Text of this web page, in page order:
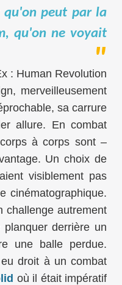
qu'on peut par la
qu'on ne voyait
merveilleusement
sa carrure
allure. En combat
à corps sont –
Un choix de
visiblement pas
cinématographique.
challenge autrement
derrière un
une balle perdue.
droit à un combat
où il était impératif